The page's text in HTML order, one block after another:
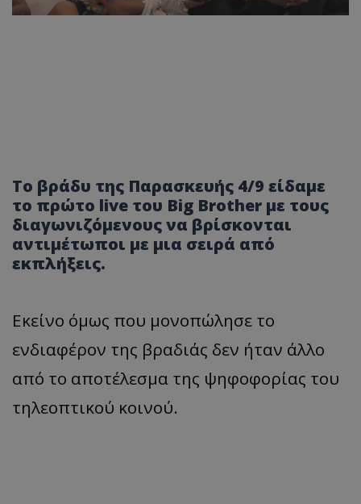
Το βράδυ της Παρασκευής 4/9 είδαμε
το πρώτο live του Big Brother με τους
διαγωνιζόμενους να βρίσκονται
αντιμέτωποι με μια σειρά από
εκπλήξεις.
Εκείνο όμως που μονοπώλησε το
ενδιαφέρον της βραδιάς δεν ήταν άλλο
από το αποτέλεσμα της ψηφοφορίας του
τηλεοπτικού κοινού.